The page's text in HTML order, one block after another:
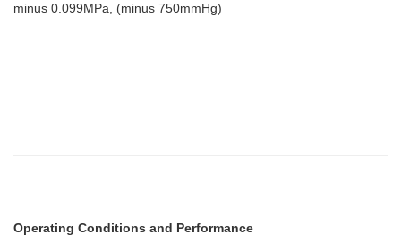
minus 0.099MPa, (minus 750mmHg)
Operating Conditions and Performance